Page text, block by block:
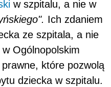
w szpitalu, a nie w
Ich zdaniem
ze szpitala, a nie
Ogólnopolskim
które pozwolą
dziecka w szpitalu.